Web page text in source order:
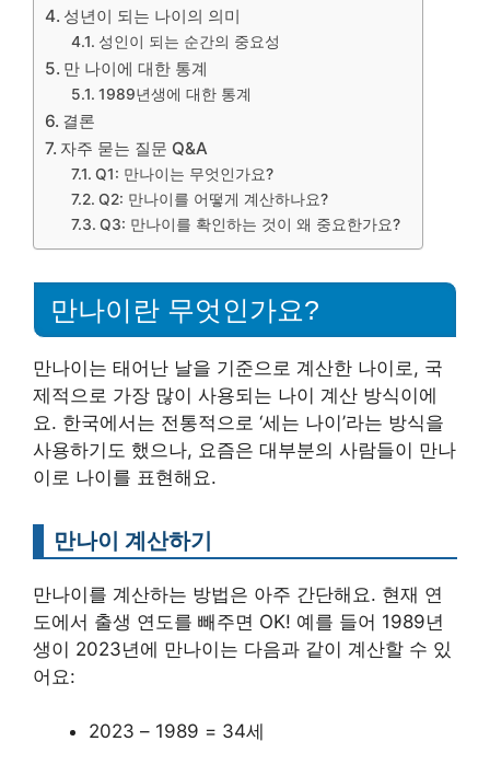
성년이 되는 나이의 의미
성인이 되는 순간의 중요성
만 나이에 대한 통계
1989년생에 대한 통계
결론
자주 묻는 질문 Q&A
Q1: 만나이는 무엇인가요?
Q2: 만나이를 어떻게 계산하나요?
Q3: 만나이를 확인하는 것이 왜 중요한가요?
만나이란 무엇인가요?
만나이는 태어난 날을 기준으로 계산한 나이로, 국
제적으로 가장 많이 사용되는 나이 계산 방식이에
요. 한국에서는 전통적으로 ‘세는 나이’라는 방식을
사용하기도 했으나, 요즘은 대부분의 사람들이 만나
이로 나이를 표현해요.
만나이 계산하기
만나이를 계산하는 방법은 아주 간단해요. 현재 연
도에서 출생 연도를 빼주면 OK! 예를 들어 1989년
생이 2023년에 만나이는 다음과 같이 계산할 수 있
어요:
2023 – 1989 = 34세